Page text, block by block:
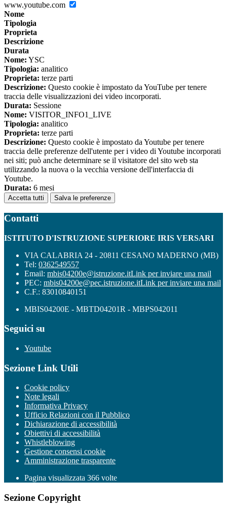
www.youtube.com
Nome
Tipologia
Proprieta
Descrizione
Durata
Nome: YSC
Tipologia: analitico
Proprieta: terze parti
Descrizione: Questo cookie è impostato da YouTube per tenere
traccia delle visualizzazioni dei video incorporati.
Durata: Sessione
Nome: VISITOR_INFO1_LIVE
Tipologia: analitico
Proprieta: terze parti
Descrizione: Questo cookie è impostato da Youtube per tenere
traccia delle preferenze dell'utente per i video di Youtube incorporati
nei siti; può anche determinare se il visitatore del sito web sta
utilizzando la nuova o la vecchia versione dell'interfaccia di
Youtube.
Durata: 6 mesi
Accetta tutti Salva le preferenze
Contatti
ISTITUTO D'ISTRUZIONE SUPERIORE IRIS VERSARI
VIA CALABRIA 24 - 20811 CESANO MADERNO (MB)
Tel: 0362549557
Email: mbis04200e@istruzione.itLink per inviare una mail
PEC: mbis04200e@pec.istruzione.itLink per inviare una mail
C.F.: 83010840151
MBIS04200E - MBTD04201R - MBPS042011
Seguici su
Youtube
Sezione Link Utili
Cookie policy
Note legali
Informativa Privacy
Ufficio Relazioni con il Pubblico
Dichiarazione di accessibilità
Obiettivi di accessibilità
Whistleblowing
Gestione consensi cookie
Amministrazione trasparente
Pagina visualizzata 366 volte
Sezione Copyright